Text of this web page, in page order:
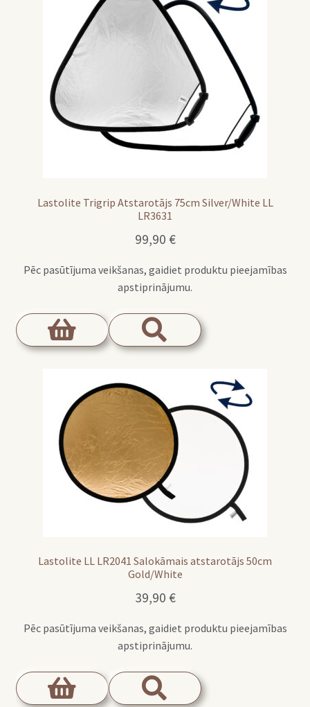
Lastolite Trigrip Atstarotājs 75cm Silver/White LL
LR3631
99,90 €
Pēc pasūtījuma veikšanas, gaidiet produktu pieejamības
apstiprinājumu.
Lastolite LL LR2041 Salokāmais atstarotājs 50cm
Gold/White
39,90 €
Pēc pasūtījuma veikšanas, gaidiet produktu pieejamības
apstiprinājumu.